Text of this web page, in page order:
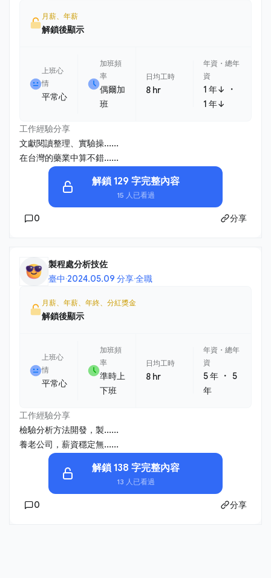
月薪、年薪
解鎖後顯示
上班心
情
平常心
加班頻
率
偶爾加
班
日均工時
8 hr
年資・總年
資
1 年↓ ・
1 年↓
工作經驗分享
文獻閱讀整理、實驗操......
在台灣的藥業中算不錯......
解鎖 129 字完整內容
15 人已看過
0 分享
製程處分析技佐
臺中·2024.05.09 分享·全職
月薪、年薪、年終、分紅獎金
解鎖後顯示
上班心
情
平常心
加班頻
率
準時上
下班
日均工時
8 hr
年資・總年
資
5 年 ・5
年
工作經驗分享
檢驗分析方法開發，製......
養老公司，薪資穩定無......
解鎖 138 字完整內容
13 人已看過
0 分享